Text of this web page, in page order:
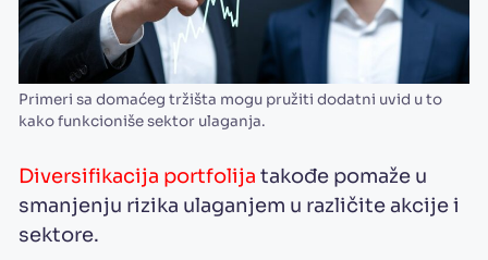
Primeri sa domaćeg tržišta mogu pružiti dodatni uvid u to
kako funkcioniše sektor ulaganja.
Diversifikacija portfolija takođe pomaže u
smanjenju rizika ulaganjem u različite akcije i
sektore.